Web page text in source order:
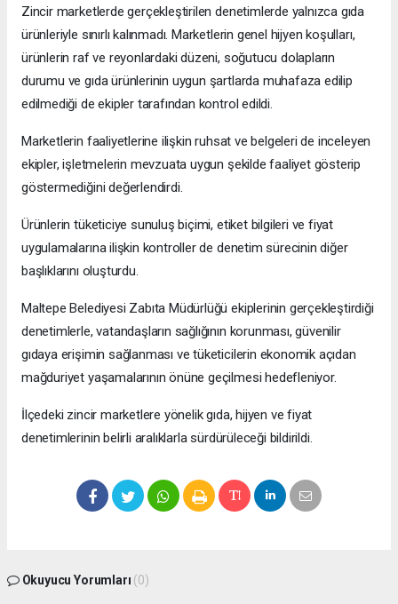
Zincir marketlerde gerçekleştirilen denetimlerde yalnızca gıda
ürünleriyle sınırlı kalınmadı. Marketlerin genel hijyen koşulları,
ürünlerin raf ve reyonlardaki düzeni, soğutucu dolapların
durumu ve gıda ürünlerinin uygun şartlarda muhafaza edilip
edilmediği de ekipler tarafından kontrol edildi.
Marketlerin faaliyetlerine ilişkin ruhsat ve belgeleri de inceleyen
ekipler, işletmelerin mevzuata uygun şekilde faaliyet gösterip
göstermediğini değerlendirdi.
Ürünlerin tüketiciye sunuluş biçimi, etiket bilgileri ve fiyat
uygulamalarına ilişkin kontroller de denetim sürecinin diğer
başlıklarını oluşturdu.
Maltepe Belediyesi Zabıta Müdürlüğü ekiplerinin gerçekleştirdiği
denetimlerle, vatandaşların sağlığının korunması, güvenilir
gıdaya erişimin sağlanması ve tüketicilerin ekonomik açıdan
mağduriyet yaşamalarının önüne geçilmesi hedefleniyor.
İlçedeki zincir marketlere yönelik gıda, hijyen ve fiyat
denetimlerinin belirli aralıklarla sürdürüleceği bildirildi.
Okuyucu Yorumları (0)